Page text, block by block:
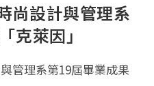
尚設計與管理系
克萊因」
管理系第19屆畢業成果